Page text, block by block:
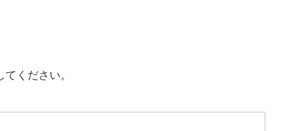
ください。